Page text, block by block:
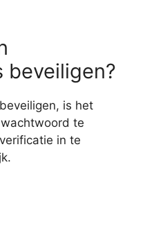
beveiligen?
is het
te
in te